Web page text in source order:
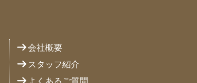
会社概要
スタッフ紹介